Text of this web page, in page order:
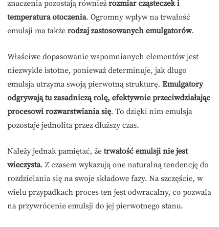
znaczenia pozostają również rozmiar cząsteczek i
temperatura otoczenia. Ogromny wpływ na trwałość
emulsji ma także rodzaj zastosowanych emulgatorów.
Właściwe dopasowanie wspomnianych elementów jest
niezwykle istotne, ponieważ determinuje, jak długo
emulsja utrzyma swoją pierwotną strukturę. Emulgatory
odgrywają tu zasadniczą rolę, efektywnie przeciwdziałając
procesowi rozwarstwiania się. To dzięki nim emulsja
pozostaje jednolita przez dłuższy czas.
Należy jednak pamiętać, że trwałość emulsji nie jest
wieczysta. Z czasem wykazują one naturalną tendencję do
rozdzielania się na swoje składowe fazy. Na szczęście, w
wielu przypadkach proces ten jest odwracalny, co pozwala
na przywrócenie emulsji do jej pierwotnego stanu.